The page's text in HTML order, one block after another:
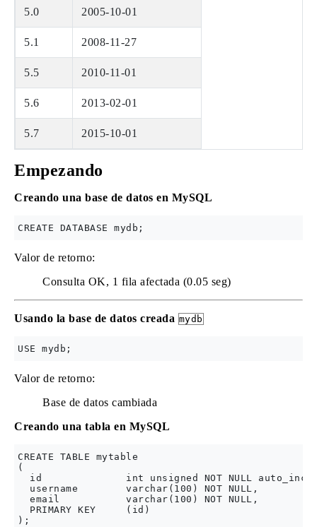
5.0 2005-10-01
5.1 2008-11-27
5.5 2010-11-01
5.6 2013-02-01
5.7 2015-10-01
Empezando
Creando una base de datos en MySQL
Valor de retorno:
Consulta OK, 1 fila afectada (0.05 seg)
Usando la base de datos creada mydb
Valor de retorno:
Base de datos cambiada
Creando una tabla en MySQL
CREATE TABLE mytable
(
id              int unsigned NOT NULL
  username        varchar(100) NOT NULL,
  email           varchar(100) NOT NULL,
  PRIMARY KEY     (id)